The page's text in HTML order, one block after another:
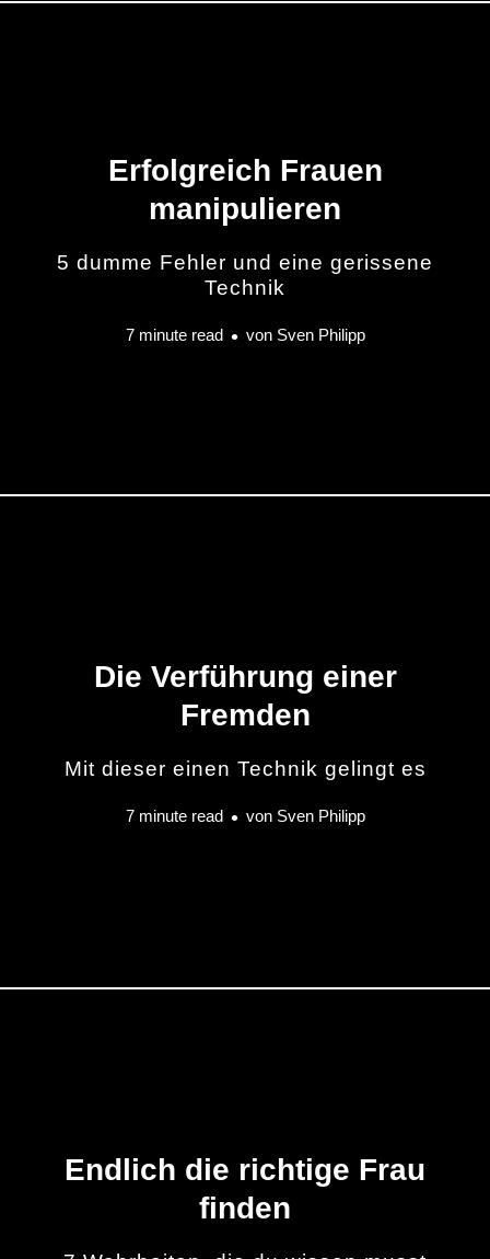
Erfolgreich Frauen
manipulieren
5 dumme Fehler und eine gerissene
Technik
7 minute read von Sven Philipp
Die Verführung einer
Fremden
Mit dieser einen Technik gelingt es
7 minute read von Sven Philipp
Endlich die richtige Frau
finden